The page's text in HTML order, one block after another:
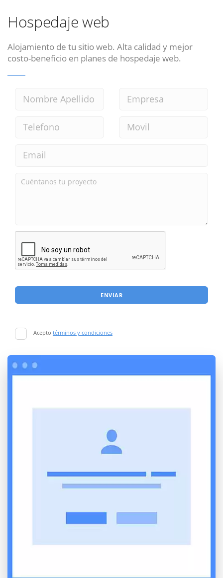
Hospedaje web
Alojamiento de tu sitio web. Alta calidad y mejor
costo-beneficio en planes de hospedaje web.
ENVIAR
Acepto términos y condiciones